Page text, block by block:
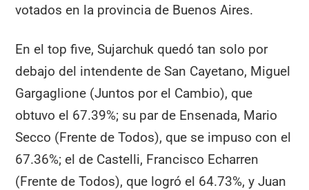
votados en la provincia de Buenos Aires.
En el top five, Sujarchuk quedó tan solo por
debajo del intendente de San Cayetano, Miguel
Gargaglione (Juntos por el Cambio), que
obtuvo el 67.39%; su par de Ensenada, Mario
Secco (Frente de Todos), que se impuso con el
67.36%; el de Castelli, Francisco Echarren
(Frente de Todos), que logró el 64.73%, y Juan